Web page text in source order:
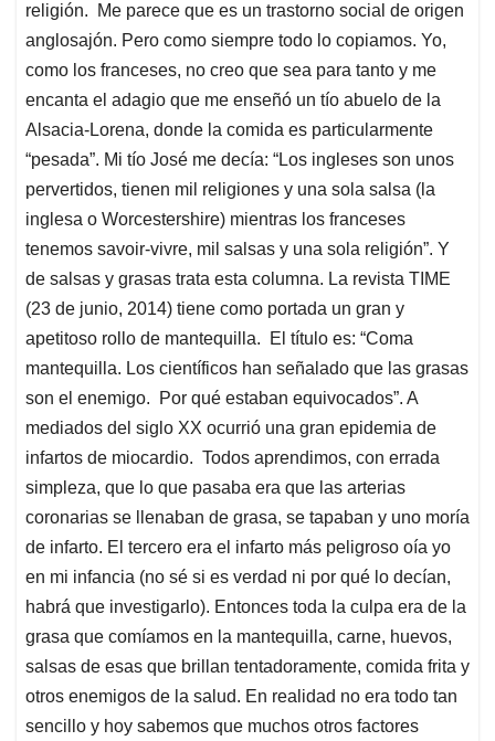
religión. Me parece que es un trastorno social de origen
anglosajón. Pero como siempre todo lo copiamos. Yo,
como los franceses, no creo que sea para tanto y me
encanta el adagio que me enseñó un tío abuelo de la
Alsacia-Lorena, donde la comida es particularmente
“pesada”. Mi tío José me decía: “Los ingleses son unos
pervertidos, tienen mil religiones y una sola salsa (la
inglesa o Worcestershire) mientras los franceses
tenemos savoir-vivre, mil salsas y una sola religión”. Y
de salsas y grasas trata esta columna. La revista TIME
(23 de junio, 2014) tiene como portada un gran y
apetitoso rollo de mantequilla. El título es: “Coma
mantequilla. Los científicos han señalado que las grasas
son el enemigo. Por qué estaban equivocados”. A
mediados del siglo XX ocurrió una gran epidemia de
infartos de miocardio. Todos aprendimos, con errada
simpleza, que lo que pasaba era que las arterias
coronarias se llenaban de grasa, se tapaban y uno moría
de infarto. El tercero era el infarto más peligroso oía yo
en mi infancia (no sé si es verdad ni por qué lo decían,
habrá que investigarlo). Entonces toda la culpa era de la
grasa que comíamos en la mantequilla, carne, huevos,
salsas de esas que brillan tentadoramente, comida frita y
otros enemigos de la salud. En realidad no era todo tan
sencillo y hoy sabemos que muchos otros factores